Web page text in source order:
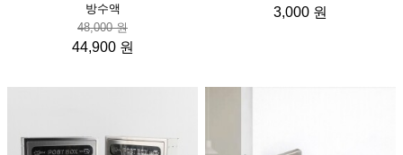
방수액
48,000 원
44,900 원
3,000 원